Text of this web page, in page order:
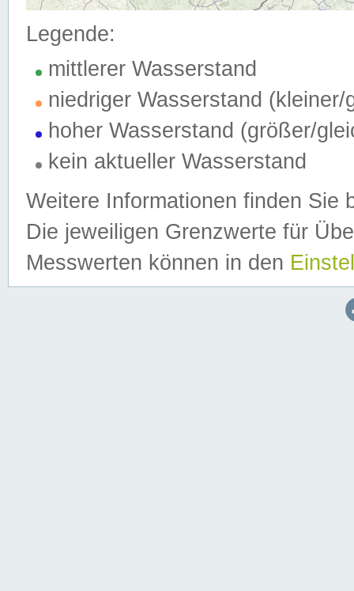
Legende:
mittlerer Wasserstand
niedriger Wasserstand (kleiner/
hoher Wasserstand (größer/
kein aktueller Wasserstand
Weitere Informationen finden Sie
Die jeweiligen Grenzwerte für
Messwerten können in den